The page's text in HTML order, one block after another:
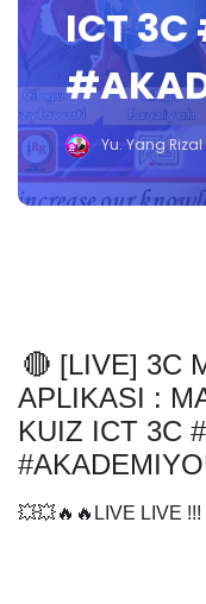
ICT 3C
Yu. Yang Rizal
🔴 [LIVE] 3C
APLIKASI :
KUIZ ICT 3C
💥💥🔥🔥LIVE LIVE !!!